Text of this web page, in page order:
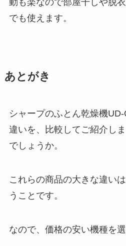
動も楽なので部屋干しや脱
でも使えます。
あとがき
シャープのふとん乾燥機
違いを、比較してご紹介し
でしょうか。
これらの商品の大きな違い
うことです。
なので、価格の安い機種を